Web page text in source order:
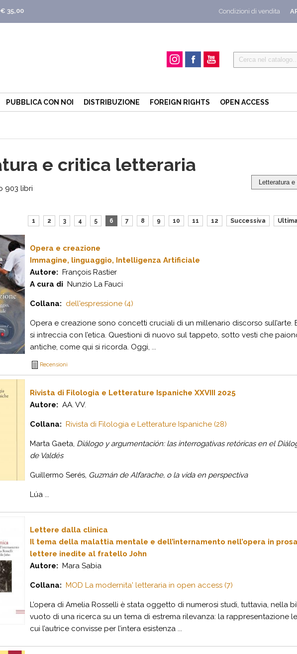
Condizioni di vendita
€ 35,00
PUBBLICA CON NOI DISTRIBUZIONE FOREIGN RIGHTS OPEN ACCESS
e critica letteraria
903 libri
1 2 3 4 5 6 7 8 9 10 11 12 Successiva Ultima
Opera e creazione
Immagine, linguaggio, Intelligenza Artificiale
Autore: François Rastier
A cura di Nunzio La Fauci
Collana: dell'espressione (4)
Opera e creazione sono concetti cruciali di un millenario discorso sull’arte.
si intreccia con l’etica. Questioni di nuovo sul tappeto, sotto vesti che
antiche, come qui si ricorda. Oggi, ...
Recensioni
Rivista di Filologia e Letterature Ispaniche XXVIII 2025
Autore: AA. VV.
Collana: Rivista di Filologia e Letterature Ispaniche (28)
Marta Gaeta, Diálogo y argumentación: las interrogativas retóricas en el
de Valdés
Guillermo Serés, Guzmán de Alfarache, o la vida en perspectiva
Lúa ...
Lettere dalla clinica
Il tema della malattia mentale e dell’internamento nell’opera in
lettere inedite al fratello John
Autore: Mara Sabia
Collana: MOD La modernita' letteraria in open access (7)
L’opera di Amelia Rosselli è stata oggetto di numerosi studi, tuttavia, nella
vuoto di una ricerca su un tema di estrema rilevanza: la rappresentazione
cui l’autrice convisse per l’intera esistenza ...